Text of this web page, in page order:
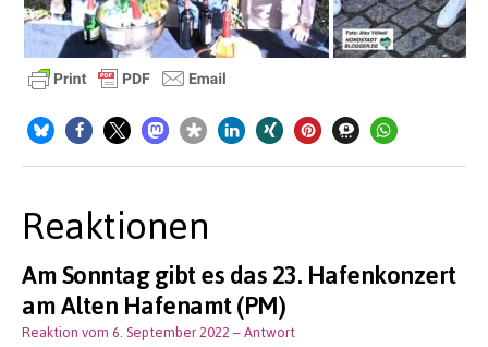
Reaktionen
Am Sonntag gibt es das 23. Hafenkonzert
am Alten Hafenamt (PM)
Reaktion vom 6. September 2022 – Antwort